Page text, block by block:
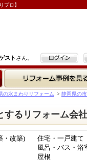
プロ】
スト さん。 ログイン
リフォーム事例を見る
の水まわりリフォーム > 静岡県の
するリフォーム会
・改築) 住宅・一戸建て
風呂・バス・浴
屋根